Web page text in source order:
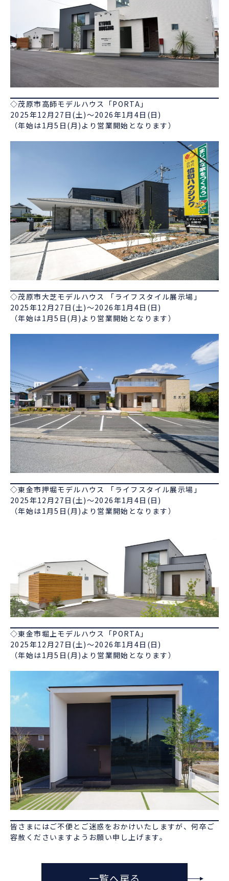
◇茂原市高師モデルハウス「PORTA」
2025年12月27日(土)～2026年1月4日(日)
（年始は1月5日(月)より営業開始となります）
◇茂原市大芝モデルハウス 「ライフスタイル展示場」
2025年12月27日(土)～2026年1月4日(日)
（年始は1月5日(月)より営業開始となります）
◇東金市押堀モデルハウス 「ライフスタイル展示場」
2025年12月27日(土)～2026年1月4日(日)
（年始は1月5日(月)より営業開始となります）
◇東金市堀上モデルハウス「PORTA」
2025年12月27日(土)～2026年1月4日(日)
（年始は1月5日(月)より営業開始となります）
皆さまにはご不便とご迷惑をおかけいたしますが、何卒ご
容赦くださいますようお願い申し上げます。